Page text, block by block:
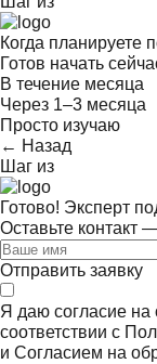
Когда планируете
Готов начать
В течение месяца
Через 1–3 месяца
Просто изучаю
← Назад
Шаг из
Готово! Эксперт
Оставьте контакт
Отправить заявку
Я даю согласие на
соответствии с
и Согласием на